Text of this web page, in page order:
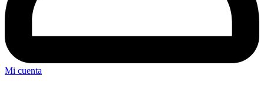
Mi cuenta